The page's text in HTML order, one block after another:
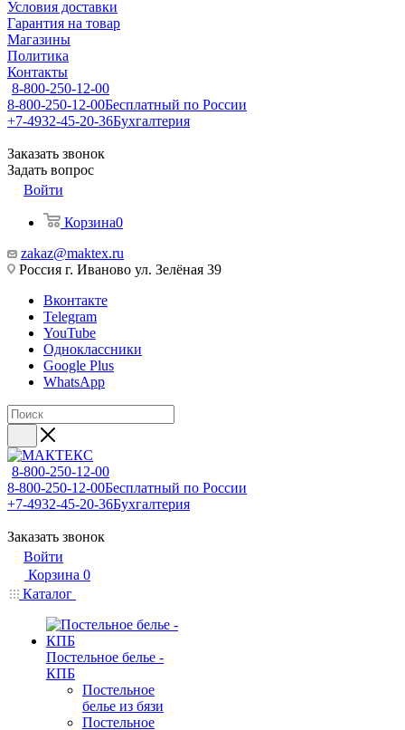
Условия доставки
Гарантия на товар
Магазины
Политика
Контакты
8-800-250-12-00
8-800-250-12-00Бесплатный по России
+7-4932-45-20-36Бухгалтерия
Заказать звонок
Задать вопрос
Войти
Корзина0
zakaz@maktex.ru
Россия г. Иваново ул. Зелёная 39
Вконтакте
Telegram
YouTube
Одноклассники
Google Plus
WhatsApp
8-800-250-12-00
8-800-250-12-00Бесплатный по России
+7-4932-45-20-36Бухгалтерия
Заказать звонок
Войти
Корзина 0
Каталог
Постельное белье -
КПБ
Постельное
белье из бязи
Постельное